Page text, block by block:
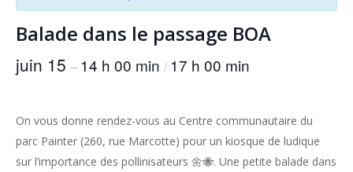
Balade dans le passage BOA
juin 15 – 14 h 00 min / 17 h 00 min
On vous donne rendez-vous au Centre communautaire du
parc Painter (260, rue Marcotte) pour un kiosque de ludique
sur l’importance des pollinisateurs 🌼🐝. Une petite balade dans